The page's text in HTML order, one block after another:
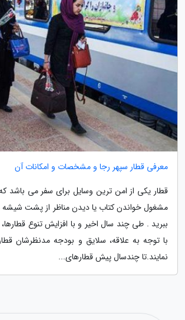
معرفی قطار سپهر رجا و مشخصات و امکانات آن
قطار یکی از امن ترین وسایل برای سفر می باشد
مشغول خواندن کتاب یا دیدن مناظر از پشت شیشه
ببرید . طی چند سال اخیر و با افزایش تنوع
با توجه به علاقه، سلایق و بودجه مدنظرشان
نمایند.تا چندسال پیش قطارهای...